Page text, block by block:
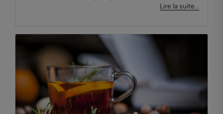
Lire la suite...